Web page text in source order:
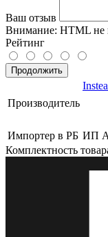
Ваш отзыв
Внимание: HTML не
Рейтинг
Продолжить
Производитель
Импортер в РБ ИП
Комплектность